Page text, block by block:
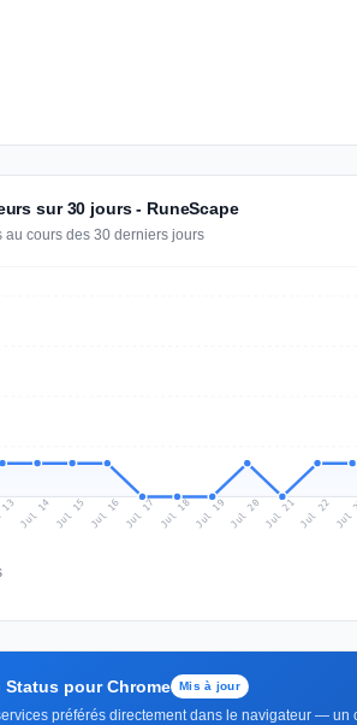
sur 30 jours - RuneScape
au cours des 30 derniers jours
Jul 14 Jul 15 Jul 16 Jul 17 Jul 18Jul 19 Jul 20 Jul 21Jul 22 Jul
Status pour Chrome Mis à jour
préférés directement dans le navigateur —